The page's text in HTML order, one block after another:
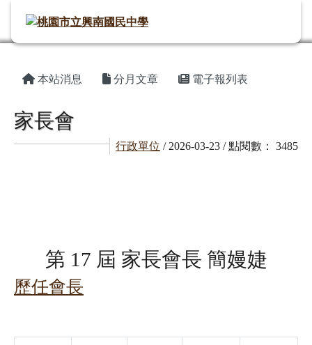
桃園市立興南國民中學
導覽列
本站消息 分月文章 電子報列表
家長會
行政單位 / 2026-03-23 / 點閱數： 3485
第 17 屆 家長會長 簡嫚婕
歷任會長